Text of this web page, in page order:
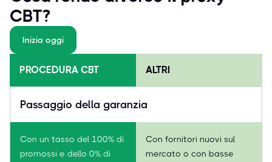
CBT?
Inizia oggi
PROCEDURA CBT ALTRI
Passaggio della garanzia
Con un tasso del 100% di
promossi e dello 0% di
Con fornitori nuovi sul
mercato o con basse